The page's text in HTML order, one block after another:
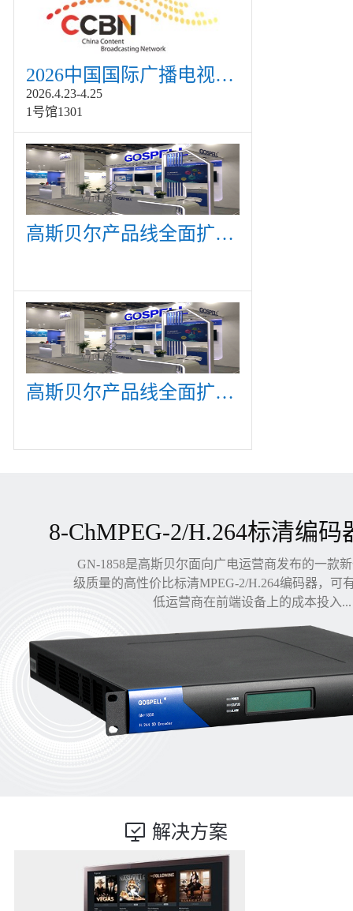
2026中国国际广播电视信息网络展览会展
2026.4.23-4.25
1号馆1301
高斯贝尔产品线全面扩展，众多新产品亮相CommunicAsia 2019
高斯贝尔产品线全面扩展，众多新产品亮相CommunicAsia 2019
8-ChMPEG-2/H.264标清编码
GN-1858是高斯贝尔面向广电运营商发布的一款
级质量的高性价比标清MPEG-2/H.264编码器，可
低运营商在前端设备上的成本投入...
解决方案